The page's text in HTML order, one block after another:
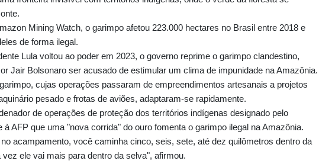
Mining Watch, o garimpo afetou 223.000 hectares no Brasil entre 2018 e
de forma ilegal.
Lula voltou ao poder em 2023, o governo reprime o garimpo clandestino,
Jair Bolsonaro ser acusado de estimular um clima de impunidade na Amazônia.
cujas operações passaram de empreendimentos artesanais a projetos
pesado e frotas de aviões, adaptaram-se rapidamente.
de operações de proteção dos territórios indígenas designado pelo
à AFP que uma "nova corrida" do ouro fomenta o garimpo ilegal na Amazônia.
acampamento, você caminha cinco, seis, sete, até dez quilômetros dentro da
ele vai mais para dentro da selva", afirmou.